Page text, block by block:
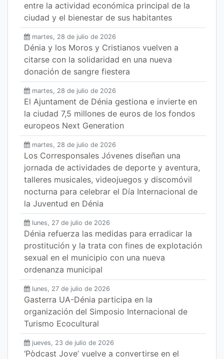
entre la actividad económica principal de la
ciudad y el bienestar de sus habitantes
martes, 28 de julio de 2026
Dénia y los Moros y Cristianos vuelven a
citarse con la solidaridad en una nueva
donación de sangre fiestera
martes, 28 de julio de 2026
El Ajuntament de Dénia gestiona e invierte en
la ciudad 7,5 millones de euros de los fondos
europeos Next Generation
martes, 28 de julio de 2026
Los Corresponsales Jóvenes diseñan una
jornada de actividades de deporte y aventura,
talleres musicales, videojuegos y discomóvil
nocturna para celebrar el Día Internacional de
la Juventud en Dénia
lunes, 27 de julio de 2026
Dénia refuerza las medidas para erradicar la
prostitución y la trata con fines de explotación
sexual en el municipio con una nueva
ordenanza municipal
lunes, 27 de julio de 2026
Gasterra UA-Dénia participa en la
organización del Simposio Internacional de
Turismo Ecocultural
jueves, 23 de julio de 2026
‘Pòdcast Jove’ vuelve a convertirse en el